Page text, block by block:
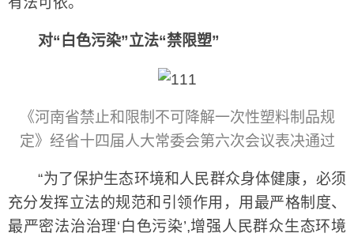
对“白色污染”立法“禁限塑”
《河南省禁止和限制不可降解一次性塑料制品规
定》经省十四届人大常委会第六次会议表决通过
“为了保护生态环境和人民群众身体健康，必须
充分发挥立法的规范和引领作用，用最严格制度、
最严密法治治理‘白色污染’,增强人民群众生态环境